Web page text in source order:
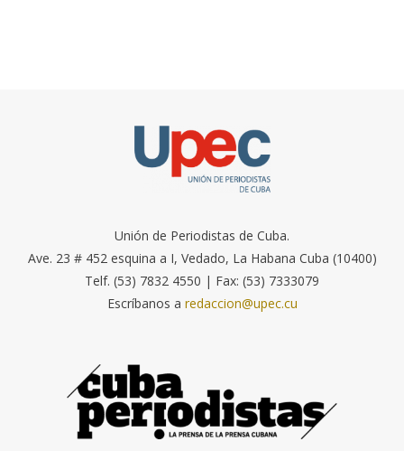
Unión de Periodistas de Cuba.
Ave. 23 # 452 esquina a I, Vedado, La Habana Cuba (10400)
Telf. (53) 7832 4550 | Fax: (53) 7333079
Escríbanos a redaccion@upec.cu